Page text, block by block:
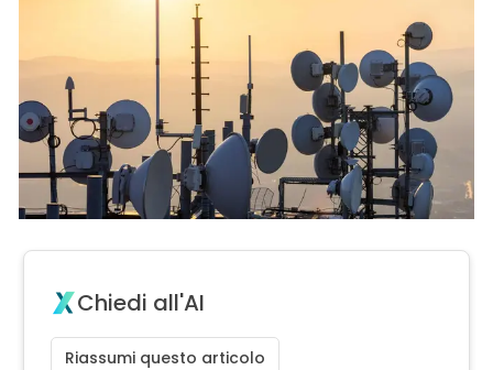
Chiedi all'AI
Riassumi questo articolo